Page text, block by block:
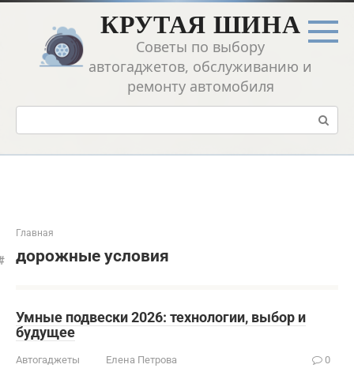
Перейти
контенту
КРУТАЯ ШИНА
Советы по выбору
автогаджетов, обслуживанию и
ремонту автомобиля
Поиск:
Главная
дорожные условия
Умные подвески 2026: технологии‚ выбор и
будущее
Автогаджеты Елена Петрова 0